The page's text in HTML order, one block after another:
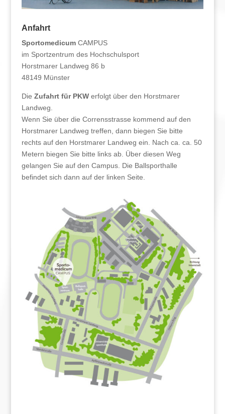
Anfahrt
SportomedicumCAMPUS
im Sportzentrum des Hochschulsport
Horstmarer Landweg 86 b
48149 Münster
Die Zufahrt für PKWerfolgt über den Horstmarer
Landweg.
Wenn Sie über die Corrensstrasse kommend auf den
Horstmarer Landweg treffen, dann biegen Sie bitte
rechts auf den Horstmarer Landweg ein. Nach ca. ca. 50
Metern biegen Sie bitte links ab. Über diesen Weg
gelangen Sie auf den Campus. Die Ballsporthalle
befindet sich dann auf der linken Seite.